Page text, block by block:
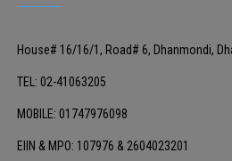
House# 16/16/1, Road# 6, Dhanmondi,
TEL: 02-41063205
MOBILE: 01747976098
EIIN & MPO: 107976 & 2604023201